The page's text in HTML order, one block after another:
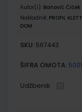
Autor(i): Banović
Nakladnik: PROFIL
DOM
SKU: 567443
ŠIFRA OMOTA:
Udžbenik